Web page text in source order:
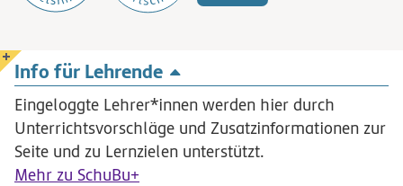
Info für Lehrende
Eingeloggte Lehrer*innen werden hier durch
Unterrichtsvorschläge und Zusatzinformationen zur
Seite und zu Lernzielen unterstützt.
Mehr zu SchuBu+